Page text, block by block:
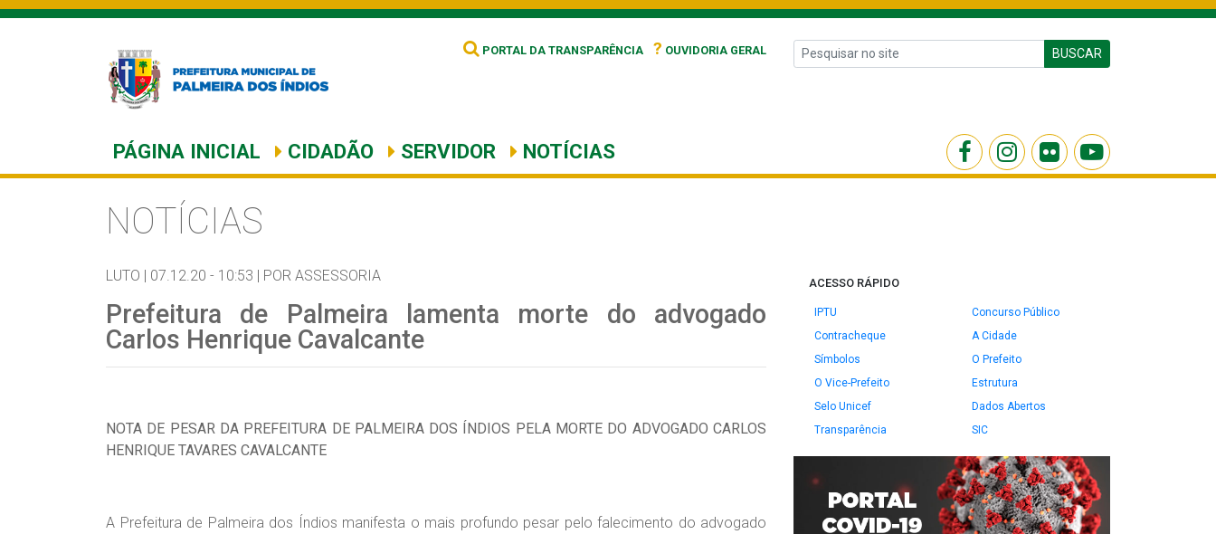
PORTAL DA TRANSPARÊNCIA ? OUVIDORIA GERAL BUSCAR
PÁGINA INICIAL CIDADÃO SERVIDOR NOTÍCIAS
NOTÍCIAS
LUTO | 07.12.20 - 10:53 | POR ASSESSORIA
Prefeitura de Palmeira lamenta morte do advogado
Carlos Henrique Cavalcante
NOTA DE PESAR DA PREFEITURA DE PALMEIRA DOS ÍNDIOS PELA MORTE DO ADVOGADO CARLOS
HENRIQUE TAVARES CAVALCANTE
A Prefeitura de Palmeira dos Índios manifesta o mais profundo pesar pelo falecimento do advogado
ACESSO RÁPIDO
IPTU
Concurso Público
Contracheque
A Cidade
Símbolos
O Prefeito
O Vice-Prefeito
Estrutura
Selo Unicef
Dados Abertos
Transparência
SIC